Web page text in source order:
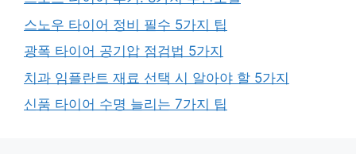
스노우 타이어 정비 필수 5가지 팁
광폭 타이어 공기압 점검법 5가지
치과 임플란트 재료 선택 시 알아야 할 5가지
신품 타이어 수명 늘리는 7가지 팁